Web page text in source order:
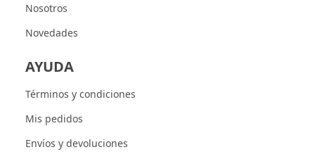
Nosotros
Novedades
AYUDA
Términos y condiciones
Mis pedidos
Envíos y devoluciones